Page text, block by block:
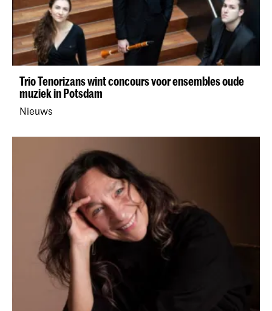
Trio Tenorizans wint concours voor ensembles oude
muziek in Potsdam
Nieuws